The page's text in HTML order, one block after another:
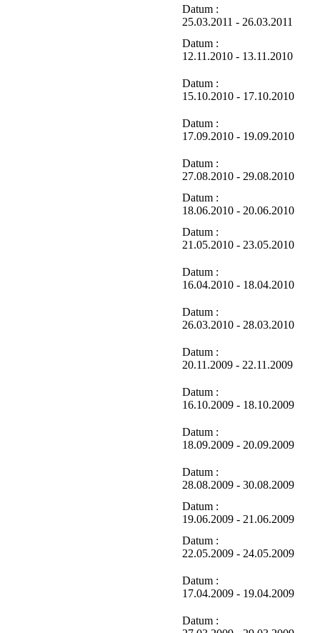
Datum :
25.03.2011 - 26.03.2011
Datum :
12.11.2010 - 13.11.2010
Datum :
15.10.2010 - 17.10.2010
Datum :
17.09.2010 - 19.09.2010
Datum :
27.08.2010 - 29.08.2010
Datum :
18.06.2010 - 20.06.2010
Datum :
21.05.2010 - 23.05.2010
Datum :
16.04.2010 - 18.04.2010
Datum :
26.03.2010 - 28.03.2010
Datum :
20.11.2009 - 22.11.2009
Datum :
16.10.2009 - 18.10.2009
Datum :
18.09.2009 - 20.09.2009
Datum :
28.08.2009 - 30.08.2009
Datum :
19.06.2009 - 21.06.2009
Datum :
22.05.2009 - 24.05.2009
Datum :
17.04.2009 - 19.04.2009
Datum :